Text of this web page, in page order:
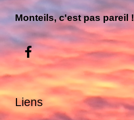
Monteils, c'est pas pareil !
Liens